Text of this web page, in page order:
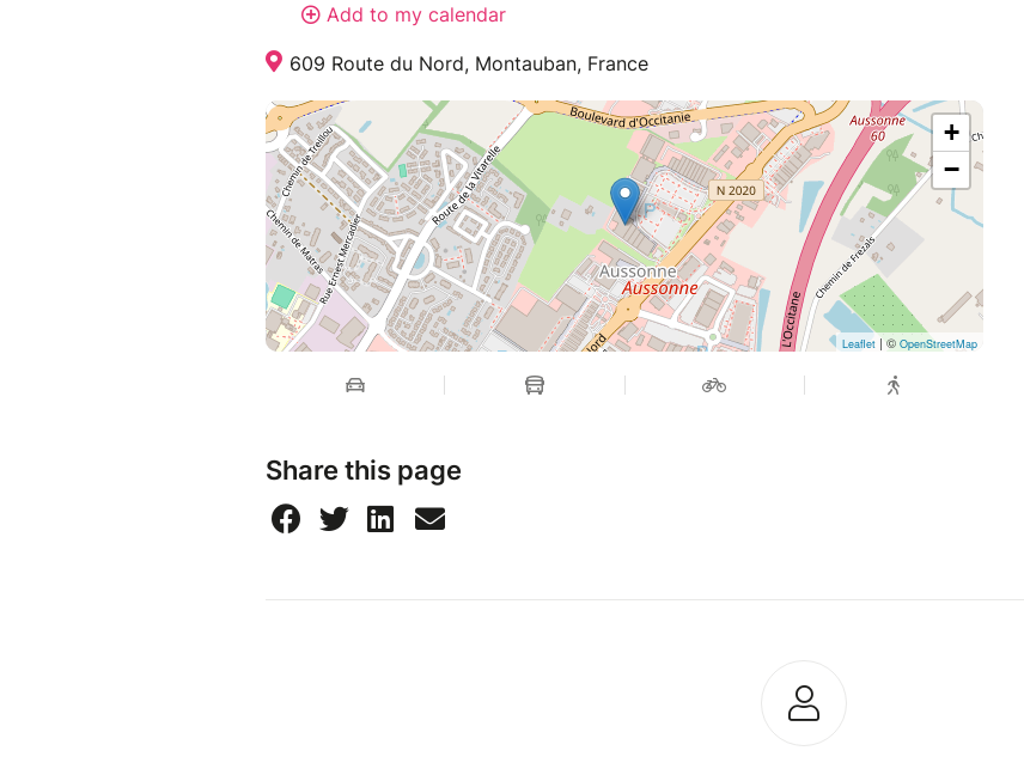
Add to my calendar
609 Route du Nord, Montauban, France
+
−
Leaflet | © OpenStreetMap
Share this page